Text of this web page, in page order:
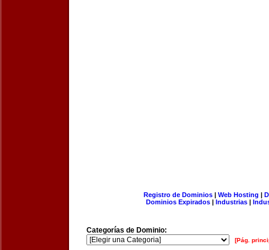
Registro de Dominios| Web Hosting |
Dominios Expirados | Industrias |
Categorías de Dominio:
[Pág.